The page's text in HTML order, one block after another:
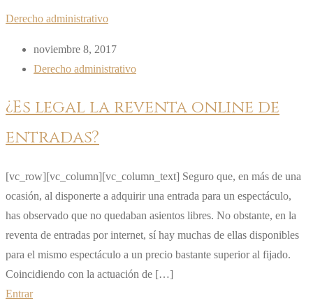
Derecho administrativo
noviembre 8, 2017
Derecho administrativo
¿Es legal la reventa online de
entradas?
[vc_row][vc_column][vc_column_text] Seguro que, en más de una
ocasión, al disponerte a adquirir una entrada para un espectáculo,
has observado que no quedaban asientos libres. No obstante, en la
reventa de entradas por internet, sí hay muchas de ellas disponibles
para el mismo espectáculo a un precio bastante superior al fijado.
Coincidiendo con la actuación de […]
Entrar